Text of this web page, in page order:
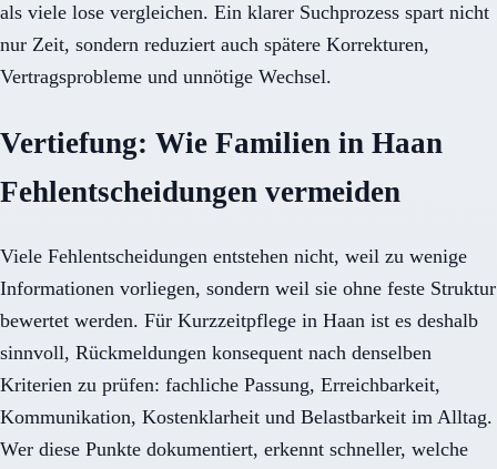
als viele lose vergleichen. Ein klarer Suchprozess spart nicht
nur Zeit, sondern reduziert auch spätere Korrekturen,
Vertragsprobleme und unnötige Wechsel.
Vertiefung: Wie Familien in Haan
Fehlentscheidungen vermeiden
Viele Fehlentscheidungen entstehen nicht, weil zu wenige
Informationen vorliegen, sondern weil sie ohne feste Struktur
bewertet werden. Für Kurzzeitpflege in Haan ist es deshalb
sinnvoll, Rückmeldungen konsequent nach denselben
Kriterien zu prüfen: fachliche Passung, Erreichbarkeit,
Kommunikation, Kostenklarheit und Belastbarkeit im Alltag.
Wer diese Punkte dokumentiert, erkennt schneller, welche